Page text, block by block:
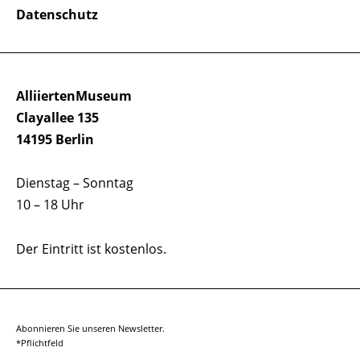
AlliiertenMuseum
Clayallee 135
14195 Berlin
Dienstag – Sonntag
10 – 18 Uhr
Der Eintritt ist kostenlos.
Datenschutz
Abonnieren Sie unseren Newsletter.
*Pflichtfeld